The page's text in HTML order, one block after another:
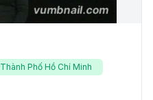
Thành Phố Hồ Chí Minh